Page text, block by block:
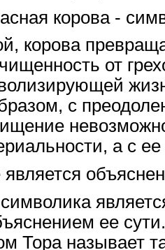
корова -
корова
от
с
а с
ее
Тора называет